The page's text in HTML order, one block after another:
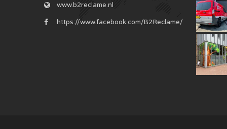
www.b2reclame.nl
https://www.facebook.com/B2Reclame/